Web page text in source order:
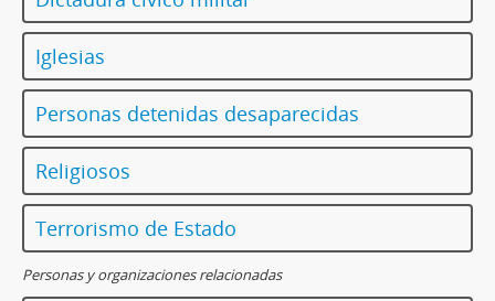
Iglesias
Personas detenidas desaparecidas
Religiosos
Terrorismo de Estado
Personas y organizaciones relacionadas